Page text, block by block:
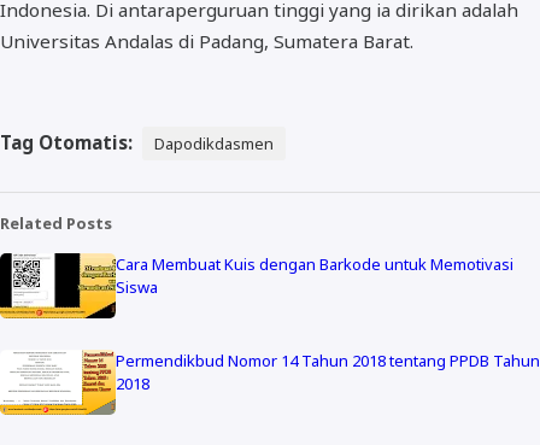
Indonesia. Di antaraperguruan tinggi yang ia dirikan adalah
Universitas Andalas di Padang, Sumatera Barat.
Tag Otomatis: Dapodikdasmen
Related Posts
Cara Membuat Kuis dengan Barkode untuk Memotivasi
Siswa
Permendikbud Nomor 14 Tahun 2018 tentang PPDB Tahun
2018